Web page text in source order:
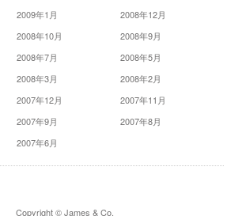
2009年1月
2008年12月
2008年10月
2008年9月
2008年7月
2008年5月
2008年3月
2008年2月
2007年12月
2007年11月
2007年9月
2007年8月
2007年6月
Copyright © James & Co.